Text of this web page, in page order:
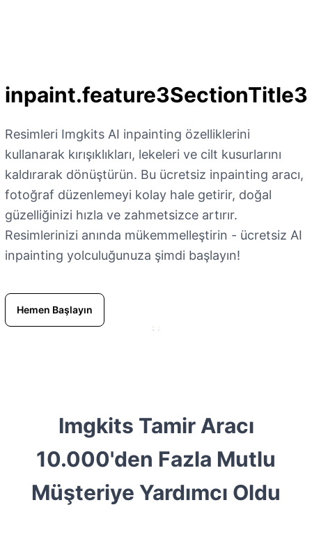
inpaint.feature3SectionTitle3
Resimleri Imgkits AI inpainting özelliklerini
kullanarak kırışıklıkları, lekeleri ve cilt kusurlarını
kaldırarak dönüştürün. Bu ücretsiz inpainting aracı,
fotoğraf düzenlemeyi kolay hale getirir, doğal
güzelliğinizi hızla ve zahmetsizce artırır.
Resimlerinizi anında mükemmelleştirin - ücretsiz AI
inpainting yolculuğunuza şimdi başlayın!
Hemen Başlayın
Imgkits Tamir Aracı
10.000'den Fazla Mutlu
Müşteriye Yardımcı Oldu